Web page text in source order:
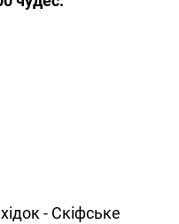
- Скіфське